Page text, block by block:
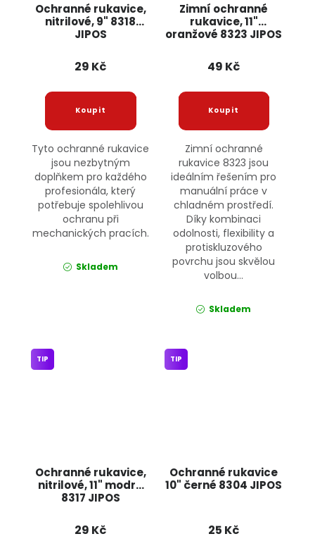
Ochranné rukavice,
nitrilové, 9" 8318
JIPOS
29 Kč
Tyto ochranné rukavice
jsou nezbytným
doplňkem pro každého
profesionála, který
potřebuje spolehlivou
ochranu při
mechanických pracích.
Skladem
Zimní ochranné
rukavice, 11"
oranžové 8323 JIPOS
49 Kč
Zimní ochranné
rukavice 8323 jsou
ideálním řešením pro
manuální práce v
chladném prostředí.
Díky kombinaci
odolnosti, flexibility a
protiskluzového
povrchu jsou skvělou
volbou...
Skladem
Ochranné rukavice,
nitrilové, 11" modré
8317 JIPOS
TIP
29 Kč
Ochranné rukavice
10" černé 8304 JIPOS
TIP
25 Kč